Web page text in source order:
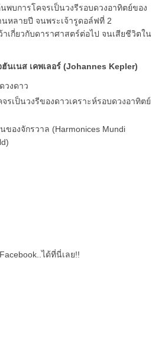
พบการโคจรเป็นวงรีรอบดวงอาทิตย์ของ
หลายปี จนพระเจ้ารูดอล์ฟที่ 2
เกี่ยวกับดาราศาสตร์ต่อไป จนเสียชีวิตใน
นเนส เคพเลอร์ (Johannes Kepler)
วงดาว
รเป็นวงรีของดาวเคราะห์รอบดวงอาทิตย์
องจักรวาล (Harmonices Mundi
ได้ที่นี่เลย!!